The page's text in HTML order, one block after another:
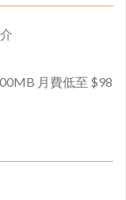
月費低至 $98